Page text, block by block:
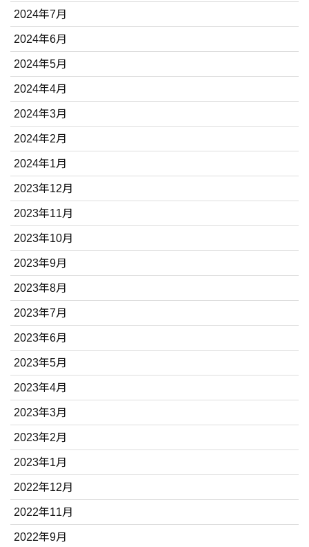
2024年7月
2024年6月
2024年5月
2024年4月
2024年3月
2024年2月
2024年1月
2023年12月
2023年11月
2023年10月
2023年9月
2023年8月
2023年7月
2023年6月
2023年5月
2023年4月
2023年3月
2023年2月
2023年1月
2022年12月
2022年11月
2022年9月